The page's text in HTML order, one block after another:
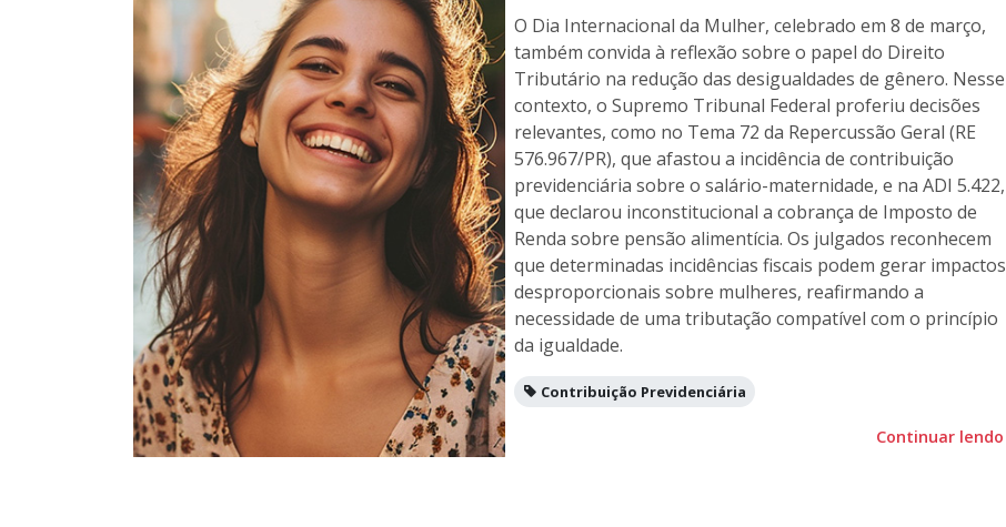
O Dia Internacional da Mulher, celebrado em 8 de março,
também convida à reflexão sobre o papel do Direito
Tributário na redução das desigualdades de gênero. Nesse
contexto, o Supremo Tribunal Federal proferiu decisões
relevantes, como no Tema 72 da Repercussão Geral (RE
576.967/PR), que afastou a incidência de contribuição
previdenciária sobre o salário-maternidade, e na ADI 5.422,
que declarou inconstitucional a cobrança de Imposto de
Renda sobre pensão alimentícia. Os julgados reconhecem
que determinadas incidências fiscais podem gerar impactos
desproporcionais sobre mulheres, reafirmando a
necessidade de uma tributação compatível com o princípio
da igualdade.
Contribuição Previdenciária
Continuar lendo